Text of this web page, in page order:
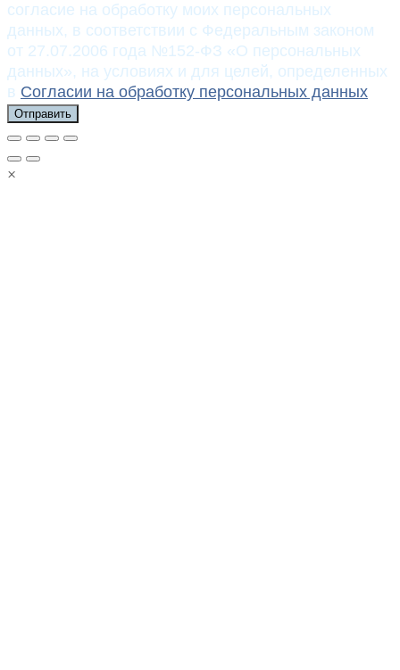
согласие на обработку моих персональных
данных, в соответствии с Федеральным законом
от 27.07.2006 года №152-ФЗ «О персональных
данных», на условиях и для целей, определенных
в Согласии на обработку персональных данных
Отправить
×